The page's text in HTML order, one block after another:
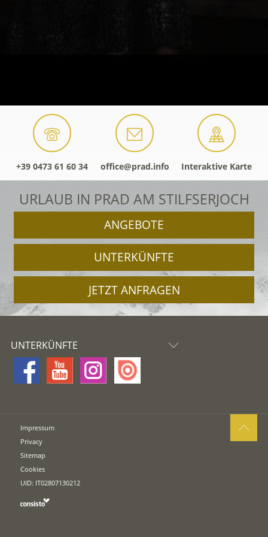
+39 0473 61 60 34 office@prad.info Interaktive Karte
URLAUB IN PRAD AM STILFSERJOCH
ANGEBOTE
UNTERKÜNFTE
JETZT ANFRAGEN
UNTERKÜNFTE
Impressum
Privacy
Sitemap
Cookies
UID: IT02807130212